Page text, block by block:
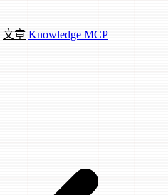
文章 Knowledge MCP